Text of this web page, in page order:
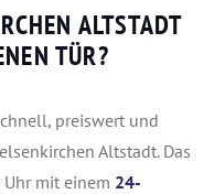
ALTSTADT
TÜR?
preiswert und
Altstadt. Das
mit einem 24-